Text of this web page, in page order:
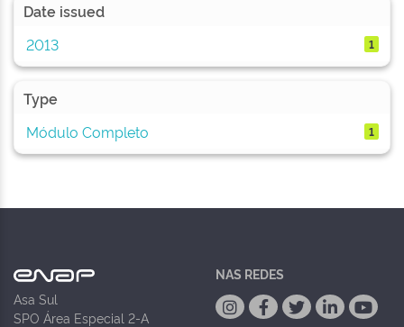
Date issued
2013
1
Type
Módulo Completo
1
Asa Sul
SPO Área Especial 2-A
NAS REDES